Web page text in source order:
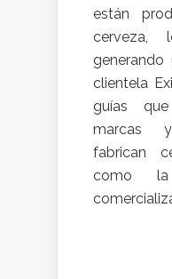
están
generando
clientela
guías
marcas
fabrican
como